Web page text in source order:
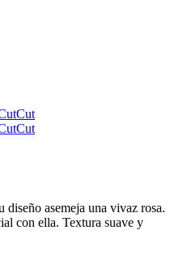
asemeja una vivaz rosa.
con ella. Textura suave y